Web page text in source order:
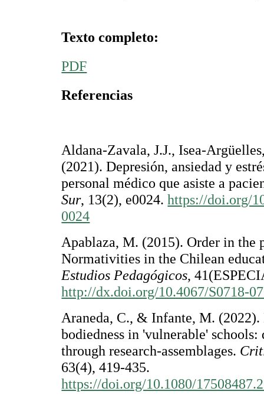
Texto completo:
PDF
Referencias
Aldana-Zavala, J.J., Isea-
(2021). Depresión, ansiedad y
personal médico que asiste a
Sur, 13(2), e0024.https://doi.org/
0024
Apablaza, M. (2015). Order in the
Normativities in the Chilean
Estudios Pedagógicos,
http://dx.doi.org/10.4067/S0718-
Araneda, C., & Infante, M.
bodiedness in 'vulnerable'
through research-assemblages.
63(4), 419-435.
https://doi.org/10.1080/